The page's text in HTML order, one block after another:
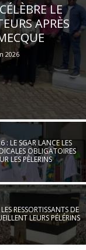
LE
APRÈS
2026
: LE SGAR LANCE LES
OBLIGATOIRES
LES PÈLERINS
RESSORTISSANTS DE
LEURS PÉLÉRINS